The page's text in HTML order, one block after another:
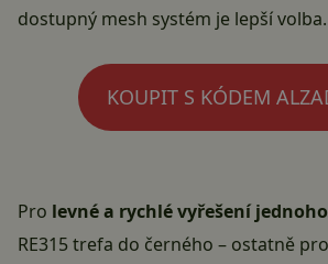
dostupný mesh systém je lepší volba.
KOUPIT S KÓDEM
Pro levné a rychlé vyřešení
RE315 trefa do černého – ostatně